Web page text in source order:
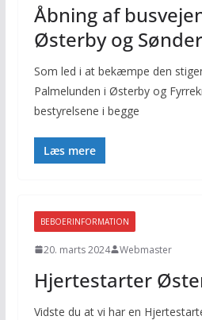
Åbning af
Østerby og
Som led i at bekæmpe den
Palmelunden i Østerby og
bestyrelsene i begge
Læs mere
BEBOERINFORMATION
20. marts 2024 Webmaster
Hjertestarter
Vidste du at vi har en